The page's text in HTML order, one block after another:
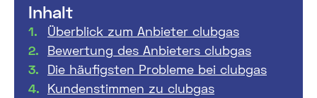
Inhalt
Überblick zum Anbieter clubgas
Bewertung des Anbieters clubgas
Die häufigsten Probleme bei clubgas
Kundenstimmen zu clubgas